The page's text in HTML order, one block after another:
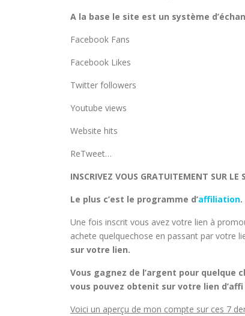
A la base le site est un système
Facebook Fans
Facebook Likes
Twitter followers
Youtube views
Website hits
ReTweet…
INSCRIVEZ VOUS GRATUITEMENT SUR LE
Le plus c’est le programme d’affiliation.
Une fois inscrit vous avez votre lien à
achete quelquechose en passant par votre
sur votre lien.
Vous gagnez de l’argent pour quelque
vous pouvez obtenit sur votre lien
Voici un aperçu de mon compte sur ces 7